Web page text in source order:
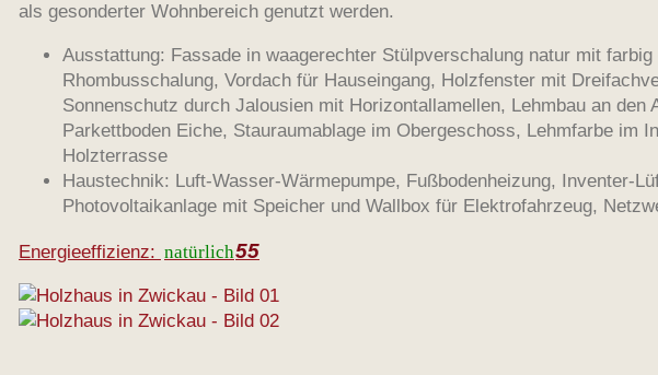
als gesonderter Wohnbereich genutzt werden.
Ausstattung: Fassade in waagerechter Stülpverschalung natur mit farbig
Rhombusschalung, Vordach für Hauseingang, Holzfenster mit
Sonnenschutz durch Jalousien mit Horizontallamellen, Lehmbau an den
Parkettboden Eiche, Stauraumablage im Obergeschoss, Lehmfarbe im
Holzterrasse
Haustechnik: Luft-Wasser-Wärmepumpe, Fußbodenheizung, Inventer-
Photovoltaikanlage mit Speicher und Wallbox für Elektrofahrzeug,
Energieeffizienz: natürlich55